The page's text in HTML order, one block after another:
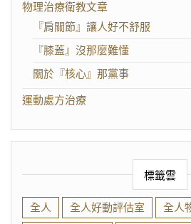
物理治療衛教文章
『肩關節』讓人好不舒服
『膝蓋』沒那麼難懂
關於『核心』那黨事
運動處方治療
標籤雲
全人 全人好動評估室
全人